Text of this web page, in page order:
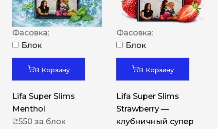
Фасовка:
Блок
В Корзину
Lifa Super Slims
Menthol
₴550 за блок
Фасовка:
Блок
В Корзину
Lifa Super Slims
Strawberry —
клубничный супер